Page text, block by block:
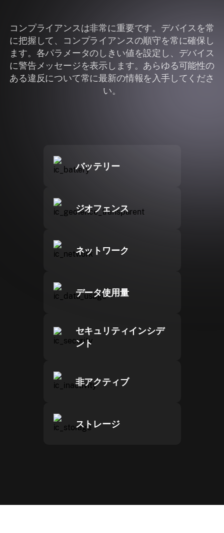
コンプライアンスは非常に重要です。デバイスを常
に把握して、コンプライアンスの順守を常に確保し
ます。各パラメータのしきい値を設定し、デバイス
に警告メッセージを表示します。あらゆる可能性の
ある違反について常に最新の情報を入手してくださ
い。
バッテリー
ジオフェンス
ネットワーク
データ使用量
セキュリティインシデ
ント
非アクティブ
ストレージ